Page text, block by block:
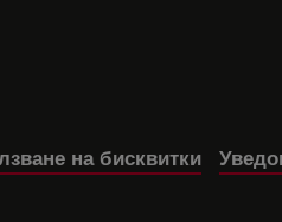
на бисквитки